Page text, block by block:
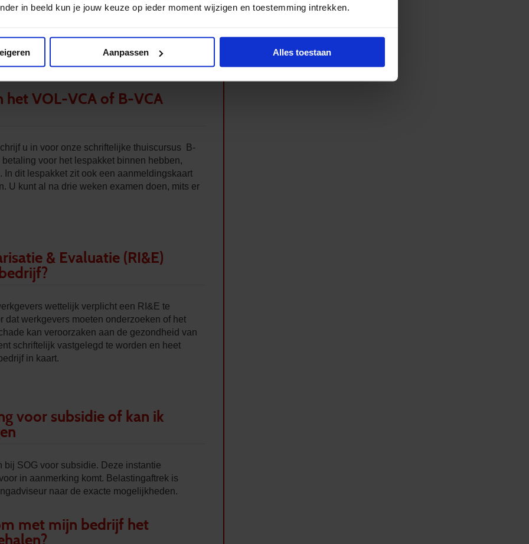
in beeld kun je jouw keuze op ieder moment wijzigen en toestemming intrekken.
Aanpassen Alles toestaan
alle operationele medewerkers binnen een
het VOL-VCA of B-VCA
u in voor onze schriftelijke thuiscursus B-
voor het lespakket binnen hebben,
In dit lespakket zit ook een aanmeldingskaart
U kunt al na drie weken examen doen, mits er
& Evaluatie (RI&E)
wettelijk verplicht een RI&E te
dat werkgevers moeten onderzoeken of het
kan veroorzaken aan de gezondheid van
schriftelijk vastgelegd te worden en heet
in kaart.
voor subsidie of kan ik
SOG voor subsidie. Deze instantie
in aanmerking komt. Belastingaftrek is
naar de exacte mogelijkheden.
met mijn bedrijf het